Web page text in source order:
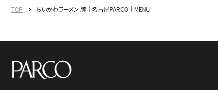
TOP ちいかわラーメン 豚｜名古屋PARCO｜MENU